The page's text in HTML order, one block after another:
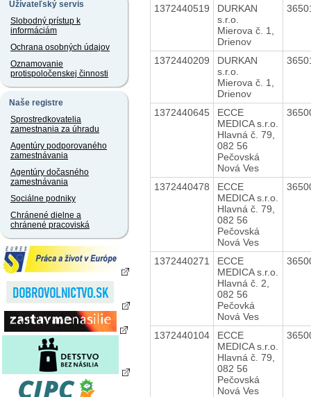
Užívateľský servis
Slobodný prístup k
informáciám
Ochrana osobných údajov
Oznamovanie
protispoločenskej činnosti
Naše registre
Sprostredkovatelia
zamestnania za úhradu
Agentúry podporovaného
zamestnávania
Agentúry dočasného
zamestnávania
Sociálne podniky
Chránené dielne a
chránené pracoviská
1372440519
DURKAN
s.r.o.
Mierova č. 1,
Drienov
1372440209
DURKAN
s.r.o.
Mierova č. 1,
Drienov
1372440645
ECCE
MEDICA s.r.o.
Hlavná č. 79,
082 56
Pečovská
Nová Ves
1372440478
ECCE
MEDICA s.r.o.
Hlavná č. 79,
082 56
Pečovská
Nová Ves
1372440271
ECCE
MEDICA s.r.o.
Hlavná č. 2,
082 56
Pečovká
Nová Ves
1372440104
ECCE
MEDICA s.r.o.
Hlavná č. 79,
082 56
Pečovská
Nová Ves